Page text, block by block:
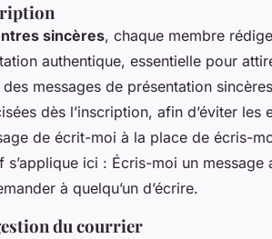
sincères, chaque membre
authentique, essentielle pour
messages de présentation
dès l’inscription, afin d’éviter les
de écrit-moi à la place de écris-
ici : Écris-moi un message
à quelqu’un d’écrire.
du courrier